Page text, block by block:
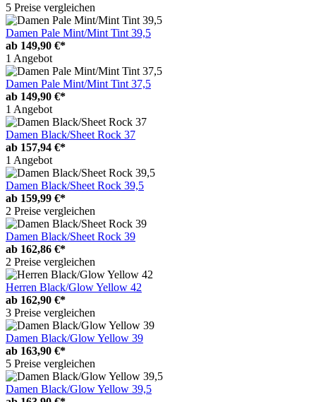
5 Preise vergleichen
Damen Pale Mint/Mint Tint 39,5
ab 149,90 €*
1 Angebot
Damen Pale Mint/Mint Tint 37,5
ab 149,90 €*
1 Angebot
Damen Black/Sheet Rock 37
ab 157,94 €*
1 Angebot
Damen Black/Sheet Rock 39,5
ab 159,99 €*
2 Preise vergleichen
Damen Black/Sheet Rock 39
ab 162,86 €*
2 Preise vergleichen
Herren Black/Glow Yellow 42
ab 162,90 €*
3 Preise vergleichen
Damen Black/Glow Yellow 39
ab 163,90 €*
5 Preise vergleichen
Damen Black/Glow Yellow 39,5